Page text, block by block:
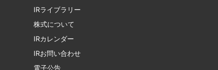
IRライブラリー
株式について
IRカレンダー
IRお問い合わせ
電子公告